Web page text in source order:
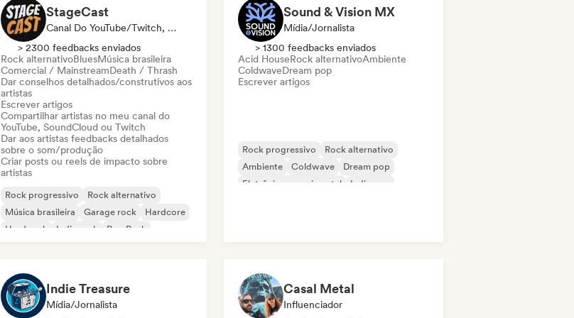
StageCast
Canal Do YouTube/Twitch, Mídia/Jornalista, Mentor, Influenciador, Especialista Em Som
> 2300 feedbacks enviados
Rock alternativoBluesMúsica brasileira
Comercial / MainstreamDeath / Thrash
Dar conselhos detalhados/construtivos aos
artistas
Escrever artigos
Compartilhar artistas no meu canal do
YouTube, SoundCloud ou Twitch
Dar aos artistas feedbacks detalhados
sobre o som/produção
Criar posts ou reels de impacto sobre
artistas
Rock progressivo
Rock alternativo
Música brasileira
Garage rock
Hardcore
Hard rock
Indie rock Pop Punk
Sound & Vision MX
Mídia/Jornalista
> 1300 feedbacks enviados
Acid HouseRock alternativoAmbiente
ColdwaveDream pop
Escrever artigos
Rock progressivo
Rock alternativo
Ambiente
Coldwave
Dream pop
Eletrônica experimental
Indie pop
Indie Treasure
Mídia/Jornalista
Casal Metal
Influenciador